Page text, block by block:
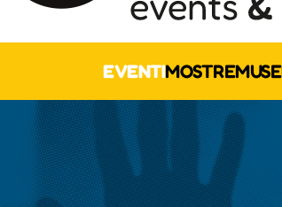
EVENTIMOSTRE